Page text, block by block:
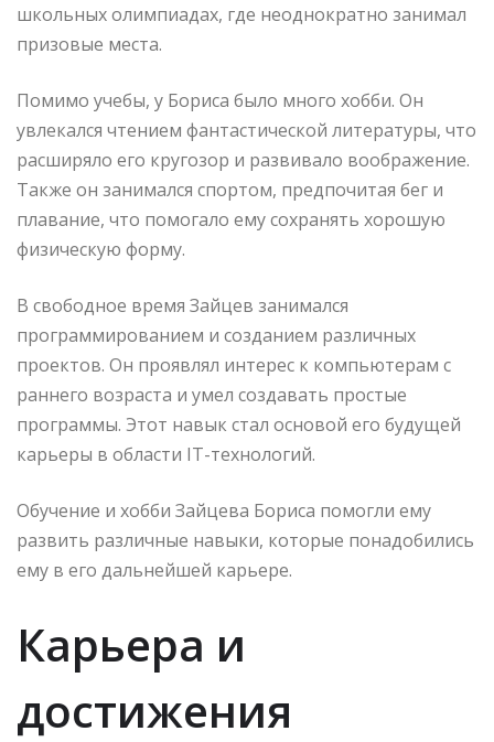
школьных олимпиадах, где неоднократно занимал
призовые места.
Помимо учебы, у Бориса было много хобби. Он
увлекался чтением фантастической литературы, что
расширяло его кругозор и развивало воображение.
Также он занимался спортом, предпочитая бег и
плавание, что помогало ему сохранять хорошую
физическую форму.
В свободное время Зайцев занимался
программированием и созданием различных
проектов. Он проявлял интерес к компьютерам с
раннего возраста и умел создавать простые
программы. Этот навык стал основой его будущей
карьеры в области IT-технологий.
Обучение и хобби Зайцева Бориса помогли ему
развить различные навыки, которые понадобились
ему в его дальнейшей карьере.
Карьера и
достижения